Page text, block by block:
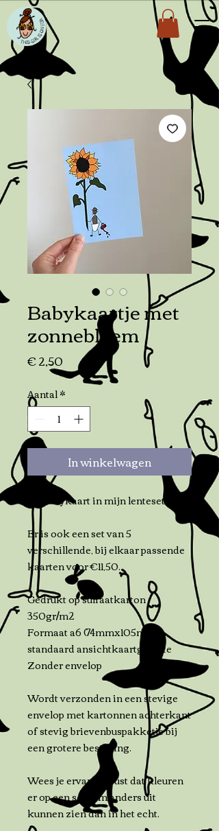
Babykaartje met
zonnebloem
€ 2,50 Prijs
Aantal*
In winkelwagen
De babykaart in mijn lenteset!
Er is ook een set van 5
verschillende, bij elkaar passende
kaarten voor €11,50.
Gedrukt op sulfaatkarton
350gr/m2
Formaat a6 (74mmx105mm)=
standaard ansichtkaartgrootte
Zonder envelop
Wordt verzonden in een stevige
envelop met kartonnen achterkant
of stevig brievenbuspakketje bij
een grotere bestelling.
Wees je ervan bewust dat kleuren
er op een scherm anders uit
kunnen zien dan in het echt.